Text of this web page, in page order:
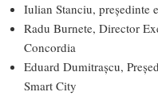
Iulian Stanciu, președinte
Radu Burnete, Director
Concordia
Eduard Dumitraşcu,
Smart City